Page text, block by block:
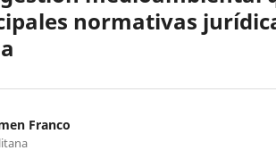
normativas
Franco